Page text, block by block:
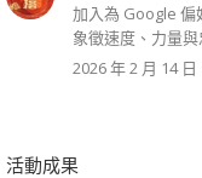
加入為 Google 偏
象徵速度、力量
2026 年 2 月 14 日
活動成果